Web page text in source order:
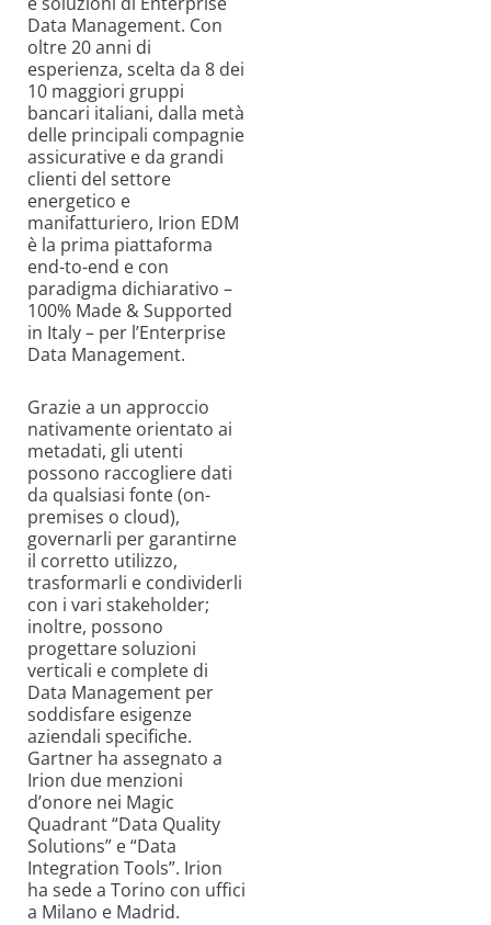
Data Management. Con
oltre 20 anni di
esperienza, scelta da 8 dei
10 maggiori gruppi
bancari italiani, dalla metà
delle principali compagnie
assicurative e da grandi
clienti del settore
energetico e
manifatturiero, Irion EDM
è la prima piattaforma
end-to-end e con
paradigma dichiarativo –
100% Made & Supported
in Italy – per l’Enterprise
Data Management.
Grazie a un approccio
nativamente orientato ai
metadati, gli utenti
possono raccogliere dati
da qualsiasi fonte (on-
premises o cloud),
governarli per garantirne
il corretto utilizzo,
trasformarli e condividerli
con i vari stakeholder;
inoltre, possono
progettare soluzioni
verticali e complete di
Data Management per
soddisfare esigenze
aziendali specifiche.
Gartner ha assegnato a
Irion due menzioni
d’onore nei Magic
Quadrant “Data Quality
Solutions” e “Data
Integration Tools”. Irion
ha sede a Torino con uffici
a Milano e Madrid.